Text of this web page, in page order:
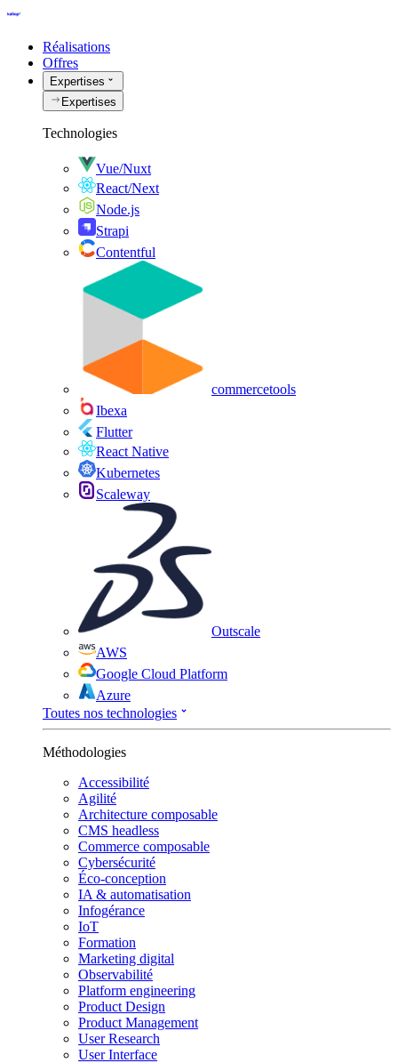
Réalisations
Offres
Expertises
Expertises
Technologies
Vue/Nuxt
React/Next
Node.js
Strapi
Contentful
commercetools
Ibexa
Flutter
React Native
Kubernetes
Scaleway
Outscale
AWS
Google Cloud Platform
Azure
Toutes nos technologies
Méthodologies
Accessibilité
Agilité
Architecture composable
CMS headless
Commerce composable
Cybersécurité
Éco-conception
IA & automatisation
Infogérance
IoT
Formation
Marketing digital
Observabilité
Platform engineering
Product Design
Product Management
User Research
User Interface